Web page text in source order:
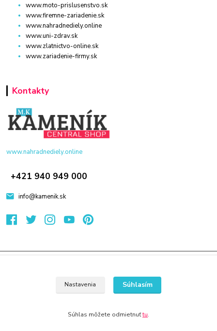
www.moto-prislusenstvo.sk
www.firemne-zariadenie.sk
www.nahradnediely.online
www.uni-zdrav.sk
www.zlatnictvo-online.sk
www.zariadenie-firmy.sk
Kontakty
www.nahradnediely.online
+421 940 949 000
info@kamenik.sk
Eshop-rychlo.sk
Nastavenia
Súhlasím
Súhlas môžete odmietnuťtu.